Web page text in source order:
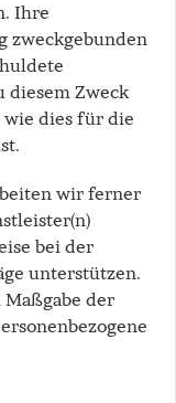
Ihre
zweckgebunden
diesem Zweck
dies für die
wir ferner
bei der
unterstützen.
der